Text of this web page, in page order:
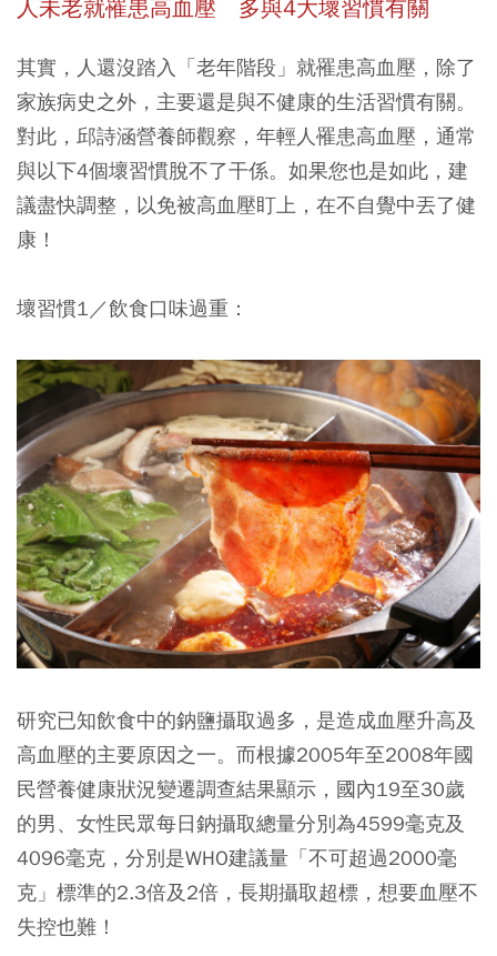
人未老就罹患高血壓 多與4大壞習慣有關
其實，人還沒踏入「老年階段」就罹患高血壓，除了
家族病史之外，主要還是與不健康的生活習慣有關。
對此，邱詩涵營養師觀察，年輕人罹患高血壓，通常
與以下4個壞習慣脫不了干係。如果您也是如此，建
議盡快調整，以免被高血壓盯上，在不自覺中丟了健
康！
壞習慣1／飲食口味過重：
研究已知飲食中的鈉鹽攝取過多，是造成血壓升高及
高血壓的主要原因之一。而根據2005年至2008年國
民營養健康狀況變遷調查結果顯示，國內19至30歲
的男、女性民眾每日鈉攝取總量分別為4599毫克及
4096毫克，分別是WHO建議量「不可超過2000毫
克」標準的2.3倍及2倍，長期攝取超標，想要血壓不
失控也難！